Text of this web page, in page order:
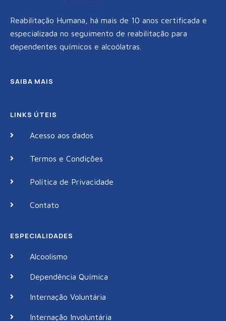
Reabilitação Humana, há mais de 10 anos certificada e
especializada no seguimento de reabilitação para
dependentes químicos e alcoólatras.
SAIBA MAIS
LINKS ÚTEIS
Acesso aos dados
Termos e Condições
Política de Privacidade
Contato
ESPECIALIDADES
Alcoolismo
Dependência Química
Internação Voluntária
Internação Involuntária